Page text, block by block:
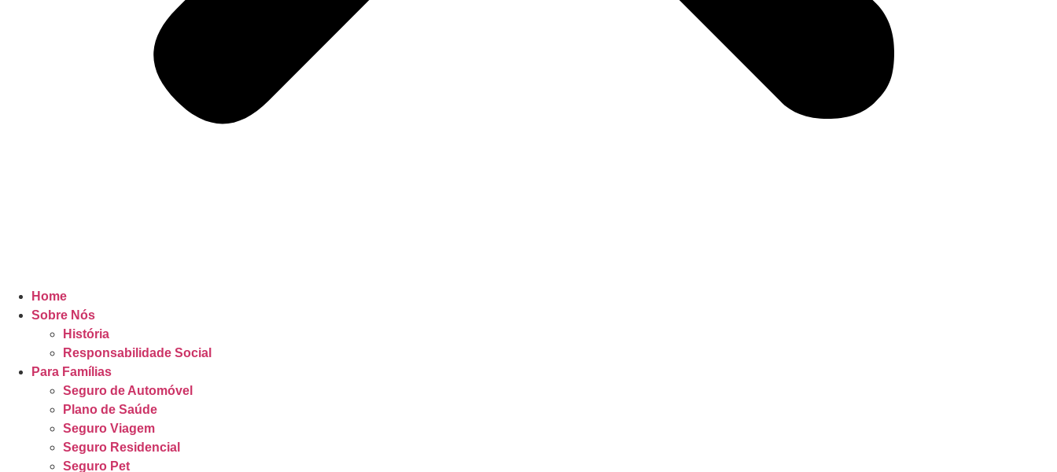
Home
Sobre Nós
História
Responsabilidade Social
Para Famílias
Seguro de Automóvel
Plano de Saúde
Seguro Viagem
Seguro Residencial
Seguro Pet